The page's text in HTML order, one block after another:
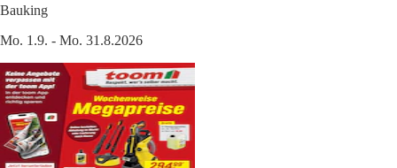
Bauking
Mo. 1.9. - Mo. 31.8.2026